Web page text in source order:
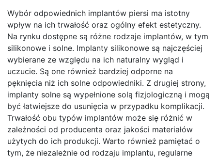
Wybór odpowiednich implantów piersi ma istotny
wpływ na ich trwałość oraz ogólny efekt estetyczny.
Na rynku dostępne są różne rodzaje implantów, w tym
silikonowe i solne. Implanty silikonowe są najczęściej
wybierane ze względu na ich naturalny wygląd i
uczucie. Są one również bardziej odporne na
pęknięcia niż ich solne odpowiedniki. Z drugiej strony,
implanty solne są wypełnione solą fizjologiczną i mogą
być łatwiejsze do usunięcia w przypadku komplikacji.
Trwałość obu typów implantów może się różnić w
zależności od producenta oraz jakości materiałów
użytych do ich produkcji. Warto również pamiętać o
tym, że niezależnie od rodzaju implantu, regularne